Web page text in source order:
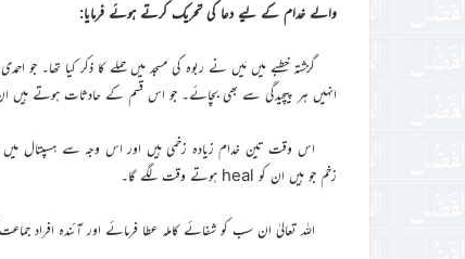
والے خدام کے لیے دعا کی تحریک کرتے ہوئے فرمایا:
گزشتہ خطبے میں مَیں نے ربوہ کی مسجد میں حملے کا ذکر کیا تھا۔ جو
انہیں ہر پیچیدگی سے بھی بچائے۔ جو اس قسم کے حادثات ہوتے ہیں
اس وقت تین خدام زیادہ زخمی ہیں اور اس وجہ سے ہسپتال میں
زخم جو ہیں ان کو heal ہوتے وقت لگے گا۔
اللہ تعالیٰ ان سب کو شفائے کاملہ عطا فرمائے اور آئندہ افراد